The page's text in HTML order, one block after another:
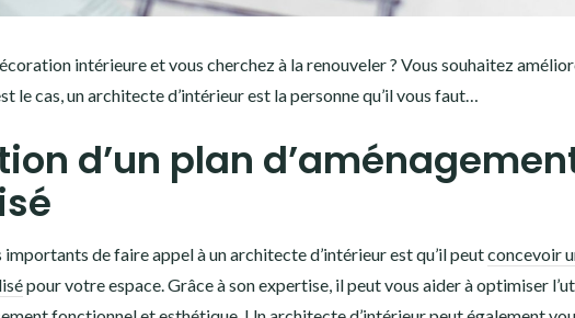
intérieure et vous cherchez à la renouveler ? Vous souhaitez
le cas, un architecte d’intérieur est la personne qu’il vous faut…
d’un plan
importants de faire appel à un architecte d’intérieur est qu’il peutconcevoir
pour votre espace. Grâce à son expertise, il peut vous aider à optimiser